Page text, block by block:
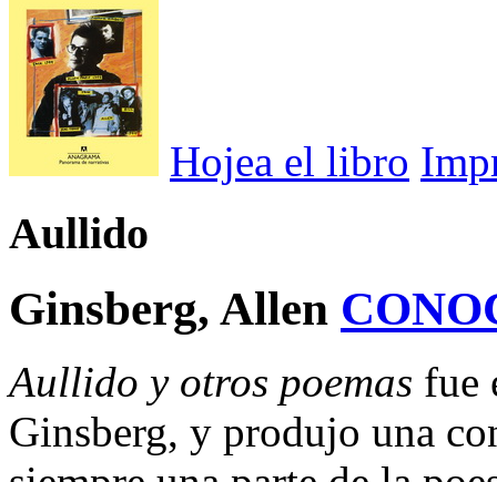
Hojea el libro
Aullido
Ginsberg, Allen
Aullido y otros poemas fue
Ginsberg, y produjo una